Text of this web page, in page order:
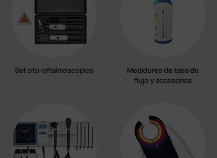
Set oto-oftalmoscopios
Medidores de tasa de
flujo y accesorios